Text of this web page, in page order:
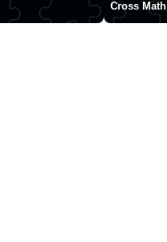
Cross Math